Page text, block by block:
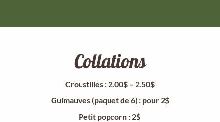
Collations
Croustilles : 2.00$ – 2.50$
Guimauves (paquet de 6) : pour 2$
Petit popcorn : 2$